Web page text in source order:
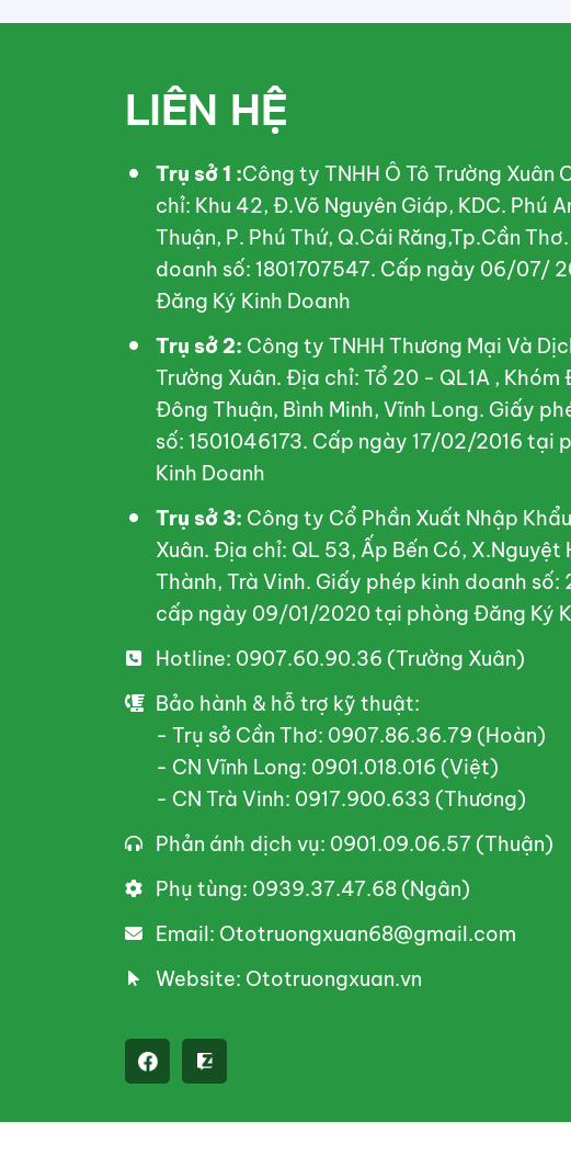
LIÊN HỆ
Trụ sở 1 :Công ty TNHH Ô Tô Trường Xuân
chỉ: Khu 42, Đ.Võ Nguyên Giáp, KDC. Phú
Thuận, P. Phú Thứ, Q.Cái Răng,Tp.Cần
doanh số: 1801707547. Cấp ngày 06/07/
Đăng Ký Kinh Doanh
Trụ sở 2: Công ty TNHH Thương Mại Và
Trường Xuân. Địa chỉ: Tổ 20 - QL1A , Khóm
Đông Thuận, Bình Minh, Vĩnh Long. Giấy
số: 1501046173. Cấp ngày 17/02/2016 tại
Kinh Doanh
Trụ sở 3: Công ty Cổ Phần Xuất Nhập
Xuân. Địa chỉ: QL 53, Ấp Bến Có, X.Nguyệt
Thành, Trà Vinh. Giấy phép kinh doanh
cấp ngày 09/01/2020 tại phòng Đăng Ký
Hotline: 0907.60.90.36 (Trường Xuân)
Bảo hành & hỗ trợ kỹ thuật:
- Trụ sở Cần Thơ: 0907.86.36.79 (Hoàn)
- CN Vĩnh Long: 0901.018.016 (Việt)
- CN Trà Vinh: 0917.900.633 (Thương)
Phản ánh dịch vụ: 0901.09.06.57 (Thuận)
Phụ tùng: 0939.37.47.68 (Ngân)
Email: Ototruongxuan68@gmail.com
Website: Ototruongxuan.vn